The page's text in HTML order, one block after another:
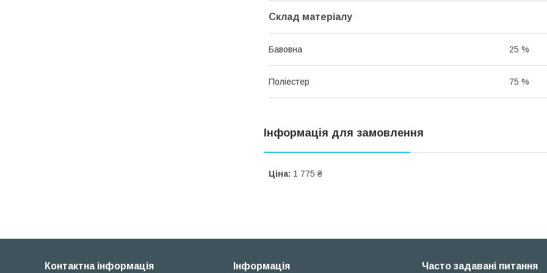
Склад матеріалу
Бавовна 25 %
Поліестер 75 %
Інформація для замовлення
Ціна: 1 775 ₴
Контактна інформація Інформація Часто задавані питання